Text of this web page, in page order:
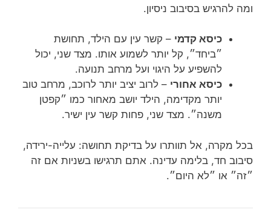
ומה להרגיש בסיבוב ניסיון.
כיסא קדמי – קשר עין עם הילד, תחושת
״ביחד״, קל יותר לשמוע אותו. מצד שני, יכול
להשפיע על היגוי ועל מרחב תנועה.
כיסא אחורי – לרוב יציב יותר לרוכב, מרחב טוב
יותר מקדימה, הילד יושב מאחור כמו ״קפטן
משנה״. מצד שני, פחות קשר עין ישיר.
בכל מקרה, אל תוותרו על בדיקת תחושה: עלייה-ירידה,
סיבוב חד, בלימה עדינה. אתם תרגישו בשניות אם זה
״זה״ או ״לא היום״.